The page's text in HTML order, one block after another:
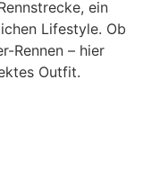
ein
Lifestyle. Ob
Rennen – hier
Outfit.